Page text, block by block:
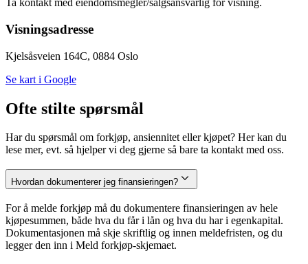
Ta kontakt med eiendomsmegler/salgsansvarlig for visning.
Visningsadresse
Kjelsåsveien 164C, 0884 Oslo
Se kart i Google
Ofte stilte spørsmål
Har du spørsmål om forkjøp, ansiennitet eller kjøpet? Her kan du
lese mer, evt. så hjelper vi deg gjerne så bare ta kontakt med oss.
Hvordan dokumenterer jeg finansieringen?
For å melde forkjøp må du dokumentere finansieringen av hele
kjøpesummen, både hva du får i lån og hva du har i egenkapital.
Dokumentasjonen må skje skriftlig og innen meldefristen, og du
legger den inn i Meld forkjøp-skjemaet.